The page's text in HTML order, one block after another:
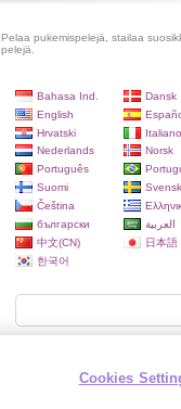
Pelaa pukemispelejä, stailaa
pelejä.
Bahasa Ind. Dansk
English
Hrvatski
Italiano
Nederlands
Norsk
Português
Suomi
Čeština
български
العربية
中文(CN)
日本語
한국어
Cookies